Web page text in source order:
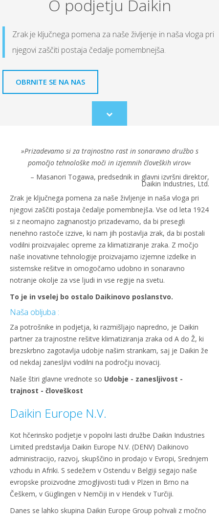
O podjetju Daikin
Zrak je ključnega pomena za naše življenje in naša vloga pri
njegovi zaščiti postaja čedalje pomembnejša.
OBRNITE SE NA NAS
Scroll
to
»Prizadevamo si za trajnostno rast in sonaravno družbo s
pomočjo tehnološke moči in izjemnih človeških virov«
– Masanori Togawa, predsednik in glavni izvršni direktor,
Daikin Industries, Ltd.
Zrak je ključnega pomena za naše življenje in naša vloga pri
njegovi zaščiti postaja čedalje pomembnejša. Vse od leta 1924
si z neomajno zagnanostjo prizadevamo, da bi presegli
nenehno rastoče izzive, ki nam jih postavlja zrak, da bi postali
vodilni proizvajalec opreme za klimatiziranje zraka. Z močjo
naše inovativne tehnologije proizvajamo izjemne izdelke in
sistemske rešitve in omogočamo udobno in sonaravno
notranje okolje za vse ljudi in vse regije na svetu.
To je in vselej bo ostalo Daikinovo poslanstvo.
Naša obljuba :
Za potrošnike in podjetja, ki razmišljajo napredno, je Daikin
partner za trajnostne rešitve klimatiziranja zraka od A do Ž, ki
brezskrbno zagotavlja udobje našim strankam, saj je Daikin že
od nekdaj zanesljivi vodilni na področju inovacij.
Naše štiri glavne vrednote so Udobje - zanesljivost -
trajnost - človeškost
Daikin Europe N.V.
Kot hčerinsko podjetje v popolni lasti družbe Daikin Industries
Limited predstavlja Daikin Europe N.V. (DENV) Daikinovo
administracijo, razvoj, skupščino in prodajo v Evropi, Srednjem
vzhodu in Afriki. S sedežem v Ostendu v Belgiji segajo naše
evropske proizvodne zmogljivosti tudi v Plzen in Brno na
Češkem, v Güglingen v Nemčiji in v Hendek v Turčiji.
Danes se lahko skupina Daikin Europe Group pohvali z močno